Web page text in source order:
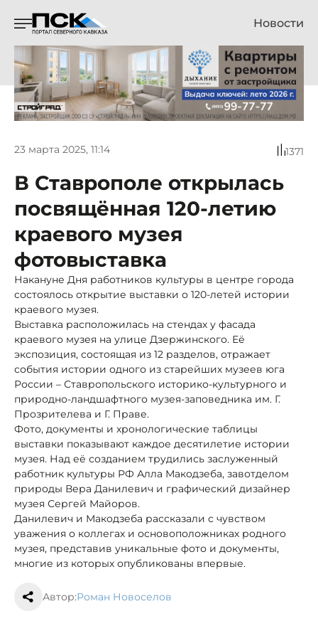
Новости
23 марта 2025, 11:14 1371
В Ставрополе открылась
посвящённая 120-летию
краевого музея
фотовыставка
Накануне Дня работников культуры в центре города
состоялось открытие выставки о 120-летей истории
краевого музея.
Выставка расположилась на стендах у фасада
краевого музея на улице Дзержинского. Её
экспозиция, состоящая из 12 разделов, отражает
события истории одного из старейших музеев юга
России – Ставропольского историко-культурного и
природно-ландшафтного музея-заповедника им. Г.
Прозрителева и Г. Праве.
Фото, документы и хронологические таблицы
выставки показывают каждое десятилетие истории
музея. Над её созданием трудились заслуженный
работник культуры РФ Алла Макодзеба, завотделом
природы Вера Данилевич и графический дизайнер
музея Сергей Майоров.
Данилевич и Макодзеба рассказали с чувством
уважения о коллегах и основоположниках родного
музея, представив уникальные фото и документы,
многие из которых опубликованы впервые.
Автор:Роман Новоселов